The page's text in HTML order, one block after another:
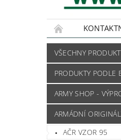
VŠECHNY
PRODUKTY PODLE
ARMY SHOP -
ARMÁDNÍ
AČR VZOR 95